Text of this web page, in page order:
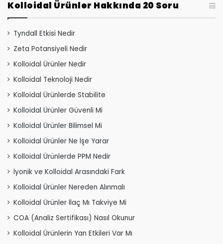
Kolloidal Ürünler Hakkında 20 Soru
Tyndall Etkisi Nedir
Zeta Potansiyeli Nedir
Kolloidal Ürünler Nedir
Kolloidal Teknoloji Nedir
Kolloidal Ürünlerde Stabilite
Kolloidal Ürünler Güvenli Mi
Kolloidal Ürünler Bilimsel Mi
Kolloidal Ürünler Ne İşe Yarar
Kolloidal Ürünlerde PPM Nedir
İyonik ve Kolloidal Arasındaki Fark
Kolloidal Ürünler Nereden Alınmalı
Kolloidal Ürünler İlaç Mı Takviye Mi
COA (Analiz Sertifikası) Nasıl Okunur
Kolloidal Ürünlerin Yan Etkileri Var Mı